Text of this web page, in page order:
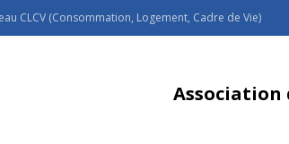
CLCV (Consommation, Logement, Cadre de Vie)
Association